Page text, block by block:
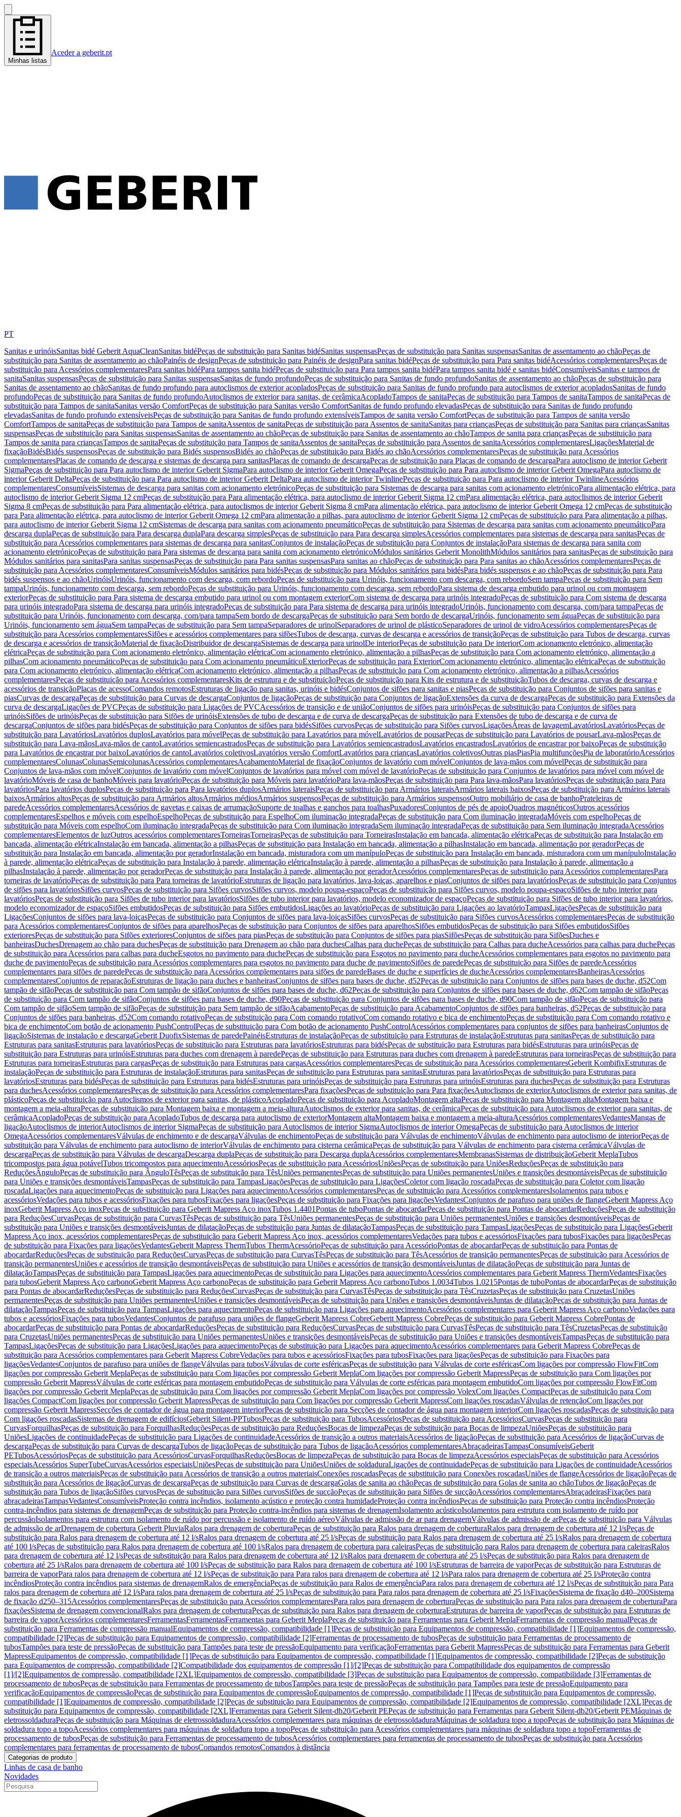
Minhas listas
Aceder a geberit.pt
PT
Sanitas e urinóisSanitas bidé Geberit AquaCleanSanitas bidéPeças de substituição para Sanitas bidéSanitas suspensasPeças de substituição para Sanitas suspensasSanitas de assentamento ao chãoPeças de
substituição para Sanitas de assentamento ao chãoPainéis de designPeças de substituição para Painéis de designPara sanitas bidéPeças de substituição para Para sanitas bidéAcessórios complementaresPeças de
substituição para Acessórios complementaresPara sanitas bidéPara tampos sanita bidéPeças de substituição para Para tampos sanita bidéPara tampos sanita bidé e sanitas bidéConsumíveisSanitas e tampos de
sanitaSanitas suspensasPeças de substituição para Sanitas suspensasSanitas de fundo profundoPeças de substituição para Sanitas de fundo profundoSanitas de assentamento ao chãoPeças de substituição para
Sanitas de assentamento ao chãoSanitas de fundo profundo para autoclismos de exterior acopladosPeças de substituição para Sanitas de fundo profundo para autoclismos de exterior acopladosSanitas de fundo
profundoPeças de substituição para Sanitas de fundo profundoAutoclismos de exterior para sanitas, de cerâmicaAcopladoTampos de sanitaPeças de substituição para Tampos de sanitaTampos de sanitaPeças de
substituição para Tampos de sanitaSanitas versão ComfortPeças de substituição para Sanitas versão ComfortSanitas de fundo profundo elevadasPeças de substituição para Sanitas de fundo profundo
elevadasSanitas de fundo profundo extensíveisPeças de substituição para Sanitas de fundo profundo extensíveisTampos de sanita versão ComfortPeças de substituição para Tampos de sanita versão
ComfortTampos de sanitaPeças de substituição para Tampos de sanitaAssentos de sanitaPeças de substituição para Assentos de sanitaSanitas para criançasPeças de substituição para Sanitas para criançasSanitas
suspensasPeças de substituição para Sanitas suspensasSanitas de assentamento ao chãoPeças de substituição para Sanitas de assentamento ao chãoTampos de sanita para criançasPeças de substituição para
Tampos de sanita para criançasTampos de sanitaPeças de substituição para Tampos de sanitaAssentos de sanitaPeças de substituição para Assentos de sanitaAcessórios complementaresLigaçõesMaterial de
fixaçãoBidésBidés suspensosPeças de substituição para Bidés suspensosBidés ao chãoPeças de substituição para Bidés ao chãoAcessórios complementaresPeças de substituição para Acessórios
complementaresPlacas de comando de descarga e sistemas de descarga para sanitasPlacas de comando de descargaPeças de substituição para Placas de comando de descargaPara autoclismo de interior Geberit
SigmaPeças de substituição para Para autoclismo de interior Geberit SigmaPara autoclismo de interior Geberit OmegaPeças de substituição para Para autoclismo de interior Geberit OmegaPara autoclismo de
interior Geberit DeltaPeças de substituição para Para autoclismo de interior Geberit DeltaPara autoclismo de interior TwinlinePeças de substituição para Para autoclismo de interior TwinlineAcessórios
complementaresConsumíveisSistemas de descarga para sanitas com acionamento eletrónicoPeças de substituição para Sistemas de descarga para sanitas com acionamento eletrónicoPara alimentação elétrica, para
autoclismo de interior Geberit Sigma 12 cmPeças de substituição para Para alimentação elétrica, para autoclismo de interior Geberit Sigma 12 cmPara alimentação elétrica, para autoclismos de interior Geberit
Sigma 8 cmPeças de substituição para Para alimentação elétrica, para autoclismos de interior Geberit Sigma 8 cmPara alimentação elétrica, para autoclismo de interior Geberit Omega 12 cmPeças de substituição
para Para alimentação elétrica, para autoclismo de interior Geberit Omega 12 cmPara alimentação a pilhas, para autoclismo de interior Geberit Sigma 12 cmPeças de substituição para Para alimentação a pilhas,
para autoclismo de interior Geberit Sigma 12 cmSistemas de descarga para sanitas com acionamento pneumáticoPeças de substituição para Sistemas de descarga para sanitas com acionamento pneumáticoPara
descarga duplaPeças de substituição para Para descarga duplaPara descarga simplesPeças de substituição para Para descarga simplesAcessórios complementares para sistemas de descarga para sanitasPeças de
substituição para Acessórios complementares para sistemas de descarga para sanitasConjuntos de instalaçãoPeças de substituição para Conjuntos de instalaçãoPara sistemas de descarga para sanita com
acionamento eletrónicoPeças de substituição para Para sistemas de descarga para sanita com acionamento eletrónicoMódulos sanitários Geberit MonolithMódulos sanitários para sanitasPeças de substituição para
Módulos sanitários para sanitasPara sanitas suspensasPeças de substituição para Para sanitas suspensasPara sanitas ao chãoPeças de substituição para Para sanitas ao chãoAcessórios complementaresPeças de
substituição para Acessórios complementaresConsumíveisMódulos sanitários para bidésPeças de substituição para Módulos sanitários para bidésPara bidés suspensos e ao chãoPeças de substituição para Para
bidés suspensos e ao chãoUrinóisUrinóis, funcionamento com descarga, com rebordoPeças de substituição para Urinóis, funcionamento com descarga, com rebordoSem tampaPeças de substituição para Sem
tampaUrinóis, funcionamento com descarga, sem rebordoPeças de substituição para Urinóis, funcionamento com descarga, sem rebordoPara sistema de descarga embutido para urinol ou com montagem
exteriorPeças de substituição para Para sistema de descarga embutido para urinol ou com montagem exteriorCom sistema de descarga para urinóis integradoPeças de substituição para Com sistema de descarga
para urinóis integradoPara sistema de descarga para urinóis integradoPeças de substituição para Para sistema de descarga para urinóis integradoUrinóis, funcionamento com descarga, com/para tampaPeças de
substituição para Urinóis, funcionamento com descarga, com/para tampaSem bordo de descargaPeças de substituição para Sem bordo de descargaUrinóis, funcionamento sem águaPeças de substituição para
Urinóis, funcionamento sem águaSem tampaPeças de substituição para Sem tampaSeparadores de urinolSeparadores de urinol de plásticoSeparadores de urinol de vidroAcessórios complementaresPeças de
substituição para Acessórios complementaresSifões e acessórios complementares para sifõesTubos de descarga, curvas de descarga e acessórios de transiçãoPeças de substituição para Tubos de descarga, curvas
de descarga e acessórios de transiçãoMaterial de fixaçãoDistribuidor de descargaSistemas de descarga para urinolDe interiorPeças de substituição para De interiorCom acionamento eletrónico, alimentação
elétricaPeças de substituição para Com acionamento eletrónico, alimentação elétricaCom acionamento eletrónico, alimentação a pilhasPeças de substituição para Com acionamento eletrónico, alimentação a
pilhasCom acionamento pneumáticoPeças de substituição para Com acionamento pneumáticoExteriorPeças de substituição para ExteriorCom acionamento eletrónico, alimentação elétricaPeças de substituição
para Com acionamento eletrónico, alimentação elétricaCom acionamento eletrónico, alimentação a pilhasPeças de substituição para Com acionamento eletrónico, alimentação a pilhasAcessórios
complementaresPeças de substituição para Acessórios complementaresKits de estrutura e de substituiçãoPeças de substituição para Kits de estrutura e de substituiçãoTubos de descarga, curvas de descarga e
acessórios de transiçãoPlacas de acessoComandos remotosEstruturas de ligação para sanitas, urinóis e bidésConjuntos de sifões para sanitas e piasPeças de substituição para Conjuntos de sifões para sanitas e
piasCurvas de descargaPeças de substituição para Curvas de descargaConjuntos de ligaçãoPeças de substituição para Conjuntos de ligaçãoExtensões da curva de descargaPeças de substituição para Extensões da
curva de descargaLigações de PVCPeças de substituição para Ligações de PVCAcessórios de transição e de uniãoConjuntos de sifões para urinóisPeças de substituição para Conjuntos de sifões para
urinóisSifões de urinóisPeças de substituição para Sifões de urinóisExtensões de tubo de descarga e de curva de descargaPeças de substituição para Extensões de tubo de descarga e de curva de
descargaConjuntos de sifões para bidésPeças de substituição para Conjuntos de sifões para bidésSifões curvosPeças de substituição para Sifões curvosLigaçõesÁreas de lavagemLavatóriosLavatóriosPeças de
substituição para LavatóriosLavatórios duplosLavatórios para móvelPeças de substituição para Lavatórios para móvelLavatórios de pousarPeças de substituição para Lavatórios de pousarLava-mãosPeças de
substituição para Lava-mãosLava-mãos de cantoLavatórios semiencastradosPeças de substituição para Lavatórios semiencastradosLavatórios encastradosLavatórios de encastrar por baixoPeças de substituição
para Lavatórios de encastrar por baixoLavatórios de cantoLavatórios coletivosLavatórios versão ComfortLavatórios para criançasLavatórios coletivosOutras piasPiasPia multifunçõesPia de laboratórioAcessórios
complementaresColunasColunasSemicolunasAcessórios complementaresAcabamentoMaterial de fixaçãoConjuntos de lavatório com móvelConjuntos de lava-mãos com móvelPeças de substituição para
Conjuntos de lava-mãos com móvelConjuntos de lavatório com móvelConjuntos de lavatórios para móvel com móvel de lavatórioPeças de substituição para Conjuntos de lavatórios para móvel com móvel de
lavatórioMóveis de casa de banhoMóveis para lavatórioPeças de substituição para Móveis para lavatórioPara lava-mãosPeças de substituição para Para lava-mãosPara lavatóriosPeças de substituição para Para
lavatóriosPara lavatórios duplosPeças de substituição para Para lavatórios duplosArmários lateraisPeças de substituição para Armários lateraisArmários laterais baixosPeças de substituição para Armários laterais
baixosArmários altosPeças de substituição para Armários altosArmários médiosArmários suspensosPeças de substituição para Armários suspensosOutro mobiliário de casa de banhoPrateleiras de
paredeAcessórios complementaresAcessórios de gavetas e caixas de arrumaçãoSuporte de toalhas e ganchos para toalhasPuxadoresConjuntos de pés de apoioQuadros magnéticosOutros acessórios
complementaresEspelhos e móveis com espelhoEspelhoPeças de substituição para EspelhoCom iluminação integradaPeças de substituição para Com iluminação integradaMóveis com espelhoPeças de
substituição para Móveis com espelhoCom iluminação integradaPeças de substituição para Com iluminação integradaSem iluminação integradaPeças de substituição para Sem iluminação integradaAcessórios
complementaresElementos de luzOutros acessórios complementaresTorneirasTorneirasPeças de substituição para TorneirasInstalação em bancada, alimentação elétricaPeças de substituição para Instalação em
bancada, alimentação elétricaInstalação em bancada, alimentação a pilhasPeças de substituição para Instalação em bancada, alimentação a pilhasInstalação em bancada, alimentação por geradorPeças de
substituição para Instalação em bancada, alimentação por geradorInstalação em bancada, misturadora com um manípuloPeças de substituição para Instalação em bancada, misturadora com um manípuloInstalação
à parede, alimentação elétricaPeças de substituição para Instalação à parede, alimentação elétricaInstalação à parede, alimentação a pilhasPeças de substituição para Instalação à parede, alimentação a
pilhasInstalação à parede, alimentação por geradorPeças de substituição para Instalação à parede, alimentação por geradorAcessórios complementaresPeças de substituição para Acessórios complementaresPara
torneiras de lavatórioPeças de substituição para Para torneiras de lavatórioEstruturas de ligação para lavatórios, lava-loiças, aparelhos e piasConjuntos de sifões para lavatóriosPeças de substituição para Conjuntos
de sifões para lavatóriosSifões curvosPeças de substituição para Sifões curvosSifões curvos, modelo poupa-espaçoPeças de substituição para Sifões curvos, modelo poupa-espaçoSifões de tubo interior para
lavatóriosPeças de substituição para Sifões de tubo interior para lavatóriosSifões de tubo interior para lavatórios, modelo economizador de espaçoPeças de substituição para Sifões de tubo interior para lavatórios,
modelo economizador de espaçoSifões embutidosPeças de substituição para Sifões embutidosLigações ao lavatórioPeças de substituição para Ligações ao lavatórioTampasLigaçõesPeças de substituição para
LigaçõesConjuntos de sifões para lava-loiçasPeças de substituição para Conjuntos de sifões para lava-loiçasSifões curvosPeças de substituição para Sifões curvosAcessórios complementaresPeças de substituição
para Acessórios complementaresConjuntos de sifões para aparelhosPeças de substituição para Conjuntos de sifões para aparelhosSifões embutidosPeças de substituição para Sifões embutidosSifões
exterioresPeças de substituição para Sifões exterioresConjuntos de sifões para piasPeças de substituição para Conjuntos de sifões para piasSifõesPeças de substituição para SifõesDuches e
banheirasDuchesDrenagem ao chão para duchesPeças de substituição para Drenagem ao chão para duchesCalhas para duchePeças de substituição para Calhas para ducheAcessórios para calhas para duchePeças
de substituição para Acessórios para calhas para ducheEsgotos no pavimento para duchePeças de substituição para Esgotos no pavimento para ducheAcessórios complementares para esgotos no pavimento para
duche de pavimentoPeças de substituição para Acessórios complementares para esgotos no pavimento para duche de pavimentoSifões de paredePeças de substituição para Sifões de paredeAcessórios
complementares para sifões de paredePeças de substituição para Acessórios complementares para sifões de paredeBases de duche e superfícies de ducheAcessórios complementaresBanheirasAcessórios
complementaresConjuntos de reparaçãoEstruturas de ligação para duches e banheirasConjuntos de sifões para bases de duche, d52Peças de substituição para Conjuntos de sifões para bases de duche, d52Com
tampão de sifãoPeças de substituição para Com tampão de sifãoConjuntos de sifões para bases de duche, d62Peças de substituição para Conjuntos de sifões para bases de duche, d62Com tampão de sifãoPeças
de substituição para Com tampão de sifãoConjuntos de sifões para bases de duche, d90Peças de substituição para Conjuntos de sifões para bases de duche, d90Com tampão de sifãoPeças de substituição para
Com tampão de sifãoSem tampão de sifãoPeças de substituição para Sem tampão de sifãoAcabamentoPeças de substituição para AcabamentoConjuntos de sifões para banheiras, d52Peças de substituição para
Conjuntos de sifões para banheiras, d52Com comando rotativoPeças de substituição para Com comando rotativoCom comando rotativo e bica de enchimentoPeças de substituição para Com comando rotativo e
bica de enchimentoCom botão de acionamento PushControlPeças de substituição para Com botão de acionamento PushControlAcessórios complementares para conjuntos de sifões para banheirasConjuntos de
ligaçãoSistemas de instalação e descargaGeberit DuofixSistemas de paredePainéisEstruturas de instalaçãoPeças de substituição para Estruturas de instalaçãoEstruturas para sanitasPeças de substituição para
Estruturas para sanitasEstruturas para lavatóriosPeças de substituição para Estruturas para lavatóriosEstruturas para bidésPeças de substituição para Estruturas para bidésEstruturas para urinóisPeças de
substituição para Estruturas para urinóisEstruturas para duches com drenagem à paredePeças de substituição para Estruturas para duches com drenagem à paredeEstruturas para torneirasPeças de substituição para
Estruturas para torneirasEstruturas para cargasPeças de substituição para Estruturas para cargasAcessórios complementaresPeças de substituição para Acessórios complementaresGeberit KombifixEstruturas de
instalaçãoPeças de substituição para Estruturas de instalaçãoEstruturas para sanitasPeças de substituição para Estruturas para sanitasEstruturas para lavatóriosPeças de substituição para Estruturas para
lavatóriosEstruturas para bidésPeças de substituição para Estruturas para bidésEstruturas para urinóisPeças de substituição para Estruturas para urinóisEstruturas para duchesPeças de substituição para Estruturas
para duchesAcessórios complementaresPeças de substituição para Acessórios complementaresPara fixaçõesPeças de substituição para Para fixaçõesAutoclismos de exteriorAutoclismos de exterior para sanitas, de
plásticoPeças de substituição para Autoclismos de exterior para sanitas, de plásticoAcopladoPeças de substituição para AcopladoMontagem altaPeças de substituição para Montagem altaMontagem baixa e
montagem a meia-alturaPeças de substituição para Montagem baixa e montagem a meia-alturaAutoclismos de exterior para sanitas, de cerâmicaPeças de substituição para Autoclismos de exterior para sanitas, de
cerâmicaAcopladoPeças de substituição para AcopladoTubos de descarga para autoclismo de exteriorMontagem altaMontagem baixa e montagem a meia-alturaAcessórios complementaresVedantesMangas de
ligaçãoAutoclismos de interiorAutoclismos de interior SigmaPeças de substituição para Autoclismos de interior SigmaAutoclismos de interior OmegaPeças de substituição para Autoclismos de interior
OmegaAcessórios complementaresVálvulas de enchimento e de descargaVálvulas de enchimentoPeças de substituição para Válvulas de enchimentoVálvulas de enchimento para autoclismo de interiorPeças de
substituição para Válvulas de enchimento para autoclismo de interiorVálvulas de enchimento para cisterna cerâmicaPeças de substituição para Válvulas de enchimento para cisterna cerâmicaVálvulas de
descargaPeças de substituição para Válvulas de descargaDescarga duplaPeças de substituição para Descarga duplaAcessórios complementaresMembranasSistemas de distribuiçãoGeberit MeplaTubos
tricompostos para água potávelTubos tricompostos para aquecimentoAcessóriosPeças de substituição para AcessóriosUniõesPeças de substituição para UniõesReduçõesPeças de substituição para
ReduçõesÂnguloPeças de substituição para ÂnguloTêsPeças de substituição para TêsUniões permanentesPeças de substituição para Uniões permanentesUniões e transições desmontáveisPeças de substituição
para Uniões e transições desmontáveisTampasPeças de substituição para TampasLigaçõesPeças de substituição para LigaçõesColetor com ligação roscadaPeças de substituição para Coletor com ligação
roscadaLigações para aquecimentoPeças de substituição para Ligações para aquecimentoAcessórios complementaresPeças de substituição para Acessórios complementaresIsolamentos para tubos e
acessóriosVedações para tubos e acessóriosFixações para tubosFixações para ligaçõesPeças de substituição para Fixações para ligaçõesVedantesConjuntos de parafuso para uniões de flangeGeberit Mapress Aço
inoxGeberit Mapress Aço inoxPeças de substituição para Geberit Mapress Aço inoxTubos 1.4401Pontas de tuboPontas de abocardarPeças de substituição para Pontas de abocardarReduçõesPeças de substituição
para ReduçõesCurvasPeças de substituição para CurvasTêsPeças de substituição para TêsUniões permanentesPeças de substituição para Uniões permanentesUniões e transições desmontáveisPeças de
substituição para Uniões e transições desmontáveisJuntas de dilataçãoPeças de substituição para Juntas de dilataçãoTampasPeças de substituição para TampasLigaçõesPeças de substituição para LigaçõesGeberit
Mapress Aço inox, acessórios complementaresPeças de substituição para Geberit Mapress Aço inox, acessórios complementaresVedações para tubos e acessóriosFixações para tubosFixações para ligaçõesPeças
de substituição para Fixações para ligaçõesVedantesGeberit Mapress ThermTubos ThermAcessórioPeças de substituição para AcessórioPontas de abocardarPeças de substituição para Pontas de
abocardarReduçõesPeças de substituição para ReduçõesCurvasPeças de substituição para CurvasTêsPeças de substituição para TêsAcessórios de transição permanentesPeças de substituição para Acessórios de
transição permanentesUniões e acessórios de transição desmontáveisPeças de substituição para Uniões e acessórios de transição desmontáveisJuntas de dilataçãoPeças de substituição para Juntas de
dilataçãoTampasPeças de substituição para TampasLigações para aquecimentoPeças de substituição para Ligações para aquecimentoAcessórios complementares para Geberit Mapress ThermVedantesFixações
para tubosGeberit Mapress Aço carbonoGeberit Mapress Aço carbonoPeças de substituição para Geberit Mapress Aço carbonoTubos 1.0034Tubos 1.0215Pontas de tuboPontas de abocardarPeças de substituição
para Pontas de abocardarReduçõesPeças de substituição para ReduçõesCurvasPeças de substituição para CurvasTêsPeças de substituição para TêsCruzetasPeças de substituição para CruzetasUniões
permanentesPeças de substituição para Uniões permanentesUniões e transições desmontáveisPeças de substituição para Uniões e transições desmontáveisJuntas de dilataçãoPeças de substituição para Juntas de
dilataçãoTampasPeças de substituição para TampasLigações para aquecimentoPeças de substituição para Ligações para aquecimentoAcessórios complementares para Geberit Mapress Aço carbonoVedações para
tubos e acessóriosFixações para tubosVedantesConjuntos de parafuso para uniões de flangeGeberit Mapress CobreGeberit Mapress CobrePeças de substituição para Geberit Mapress CobrePontas de
abocardarPeças de substituição para Pontas de abocardarReduçõesPeças de substituição para ReduçõesCurvasPeças de substituição para CurvasTêsPeças de substituição para TêsCruzetasPeças de substituição
para CruzetasUniões permanentesPeças de substituição para Uniões permanentesUniões e transições desmontáveisPeças de substituição para Uniões e transições desmontáveisTampasPeças de substituição para
TampasLigaçõesPeças de substituição para LigaçõesLigações para aquecimentoPeças de substituição para Ligações para aquecimentoAcessórios complementares para Geberit Mapress CobrePeças de
substituição para Acessórios complementares para Geberit Mapress CobreVedações para tubos e acessóriosFixações para tubosFixações para ligaçõesPeças de substituição para Fixações para
ligaçõesVedantesConjuntos de parafuso para uniões de flangeVálvulas para tubosVálvulas de corte esféricasPeças de substituição para Válvulas de corte esféricasCom ligações por compressão FlowFitCom
ligações por compressão Geberit MeplaPeças de substituição para Com ligações por compressão Geberit MeplaCom ligações por compressão Geberit MapressPeças de substituição para Com ligações por
compressão Geberit MapressVálvulas de corte esféricas para montagem embutidoPeças de substituição para Válvulas de corte esféricas para montagem embutidoCom ligações por compressão FlowFitCom
ligações por compressão Geberit MeplaPeças de substituição para Com ligações por compressão Geberit MeplaCom ligações por compressão VolexCom ligações CompactPeças de substituição para Com
ligações CompactCom ligações por compressão Geberit MapressPeças de substituição para Com ligações por compressão Geberit MapressCom ligações roscadasVálvulas de retençãoCom ligações por
compressão Geberit MapressSecções de contador de água para montagem interiorPeças de substituição para Secções de contador de água para montagem interiorCom ligações roscadasPeças de substituição para
Com ligações roscadasSistemas de drenagem de edifíciosGeberit Silent-PPTubosPeças de substituição para TubosAcessóriosPeças de substituição para AcessóriosCurvasPeças de substituição para
CurvasForquilhasPeças de substituição para ForquilhasReduçõesPeças de substituição para ReduçõesBocas de limpezaPeças de substituição para Bocas de limpezaUniõesPeças de substituição para
UniõesLigações de continuidadePeças de substituição para Ligações de continuidadeAcessórios de transição a outros materiaisAcessórios de ligaçãoPeças de substituição para Acessórios de ligaçãoCurvas de
descargaPeças de substituição para Curvas de descargaTubos de ligaçãoPeças de substituição para Tubos de ligaçãoAcessórios complementaresAbraçadeirasTampasConsumíveisGeberit
PETubosAcessóriosPeças de substituição para AcessóriosCurvasForquilhasReduçõesBocas de limpezaPeças de substituição para Bocas de limpezaAcessórios especiaisPeças de substituição para Acessórios
especiaisAcessórios SuperTubeCurvasAcessórios especiaisUniõesPeças de substituição para UniõesUniões de soldaduraLigações de continuidadePeças de substituição para Ligações de continuidadeAcessórios
de transição a outros materiaisPeças de substituição para Acessórios de transição a outros materiaisConexões roscadasPeças de substituição para Conexões roscadasUniões de flangeAcessórios de ligaçãoPeças de
substituição para Acessórios de ligaçãoCurvas de descargaPeças de substituição para Curvas de descargaGolas de sanita ao chãoPeças de substituição para Golas de sanita ao chãoTubos de ligaçãoPeças de
substituição para Tubos de ligaçãoSifões curvosPeças de substituição para Sifões curvosSifões de sucçãoPeças de substituição para Sifões de sucçãoAcessórios complementaresAbraçadeirasFixações para
abraçadeirasTampasVedantesConsumíveisProteção contra incêndios, isolamento acústico e proteção contra humidadeProteção contra incêndiosPeças de substituição para Proteção contra incêndiosProteção
contra-incêndios para sistemas de drenagemPeças de substituição para Proteção contra-incêndios para sistemas de drenagemIsolamento acústicoIsolamentos para estrutura com isolamento de ruído por
percussãoIsolamentos para estrutura com isolamento de ruído por percussão e isolamento de ruído aéreoVálvulas de admissão de ar para drenagemVálvulas de admissão de arPeças de substituição para Válvulas
de admissão de arDrenagem de cobertura Geberit PluviaRalos para drenagem de coberturaPeças de substituição para Ralos para drenagem de coberturaRalos para drenagem de cobertura até 12 l/sPeças de
substituição para Ralos para drenagem de cobertura até 12 l/sRalos para drenagem de cobertura até 25 l/sPeças de substituição para Ralos para drenagem de cobertura até 25 l/sRalos para drenagem de cobertura
até 100 l/sPeças de substituição para Ralos para drenagem de cobertura até 100 l/sRalos para drenagem de cobertura para caleirasPeças de substituição para Ralos para drenagem de cobertura para caleirasRalos
para drenagem de cobertura até 12 l/sPeças de substituição para Ralos para drenagem de cobertura até 12 l/sRalos para drenagem de cobertura até 25 l/sPeças de substituição para Ralos para drenagem de
cobertura até 25 l/sRalos para drenagem de cobertura até 100 l/sPeças de substituição para Ralos para drenagem de cobertura até 100 l/sEstruturas de barreira de vaporPeças de substituição para Estruturas de
barreira de vaporPara ralos para drenagem de cobertura até 12 l/sPeças de substituição para Para ralos para drenagem de cobertura até 12 l/sPara ralos para drenagem de cobertura até 25 l/sProteção contra
incêndiosProteção contra incêndios para sistemas de drenagemRalos de emergênciaPeças de substituição para Ralos de emergênciaPara ralos para drenagem de cobertura até 12 l/sPeças de substituição para Para
ralos para drenagem de cobertura até 12 l/sPara ralos para drenagem de cobertura até 25 l/sPeças de substituição para Para ralos para drenagem de cobertura até 25 l/sFixaçõesSistema de fixação d40–200Sistema
de fixação d250–315Acessórios complementaresPeças de substituição para Acessórios complementaresPara ralos para drenagem de coberturaPeças de substituição para Para ralos para drenagem de coberturaPara
fixaçõesSistema de drenagem convencionalRalos para drenagem de coberturaPeças de substituição para Ralos para drenagem de coberturaEstruturas de barreira de vaporPeças de substituição para Estruturas de
barreira de vaporAcessórios complementaresFerramentasFerramentasFerramentas para Geberit MeplaPeças de substituição para Ferramentas para Geberit MeplaFerramentas de compressão manualPeças de
substituição para Ferramentas de compressão manualEquipamentos de compressão, compatibilidade [1]Peças de substituição para Equipamentos de compressão, compatibilidade [1]Equipamentos de compressão,
compatibilidade [2]Peças de substituição para Equipamentos de compressão, compatibilidade [2]Ferramentas de processamento de tubosPeças de substituição para Ferramentas de processamento de
tubosTampões para teste de pressãoPeças de substituição para Tampões para teste de pressãoEquipamento para verificaçãoFerramentas para Geberit MapressPeças de substituição para Ferramentas para Geberit
MapressEquipamentos de compressão, compatibilidade [1]Peças de substituição para Equipamentos de compressão, compatibilidade [1]Equipamentos de compressão, compatibilidade [2]Peças de substituição
para Equipamentos de compressão, compatibilidade [2]Compatibilidade dos equipamentos de compressão [1]/[2]Peças de substituição para Compatibilidade dos equipamentos de compressão
[1]/[2]Equipamentos de compressão, compatibilidade [2XL]Equipamentos de compressão, compatibilidade [3]Peças de substituição para Equipamentos de compressão, compatibilidade [3]Ferramentas de
processamento de tubosPeças de substituição para Ferramentas de processamento de tubosTampões para teste de pressãoPeças de substituição para Tampões para teste de pressãoEquipamento para
verificaçãoEquipamentos de compressãoPeças de substituição para Equipamentos de compressãoEquipamentos de compressão, compatibilidade [1]Peças de substituição para Equipamentos de compressão,
compatibilidade [1]Equipamentos de compressão, compatibilidade [2]Peças de substituição para Equipamentos de compressão, compatibilidade [2]Equipamentos de compressão, compatibilidade [2XL]Peças de
substituição para Equipamentos de compressão, compatibilidade [2XL]Ferramentas para Geberit Silent-db20/Geberit PEPeças de substituição para Ferramentas para Geberit Silent-db20/Geberit PEMáquinas de
eletrossoldaduraPeças de substituição para Máquinas de eletrossoldaduraAcessórios complementares para máquinas de eletrossoldaduraMáquinas de soldadura topo a topoPeças de substituição para Máquinas de
soldadura topo a topoAcessórios complementares para máquinas de soldadura topo a topoPeças de substituição para Acessórios complementares para máquinas de soldadura topo a topoFerramentas de
processamento de tubosPeças de substituição para Ferramentas de processamento de tubosAcessórios complementares para ferramentas de processamento de tubosPeças de substituição para Acessórios
complementares para ferramentas de processamento de tubosComandos remotosComandos à distância
Categorias de produto
Linhas de casa de banho
Novidades